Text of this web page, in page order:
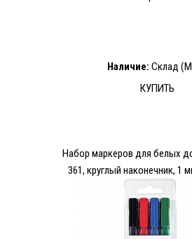
Наличие: Склад
КУПИТЬ
Набор маркеров для белых
361, круглый наконечник, 1